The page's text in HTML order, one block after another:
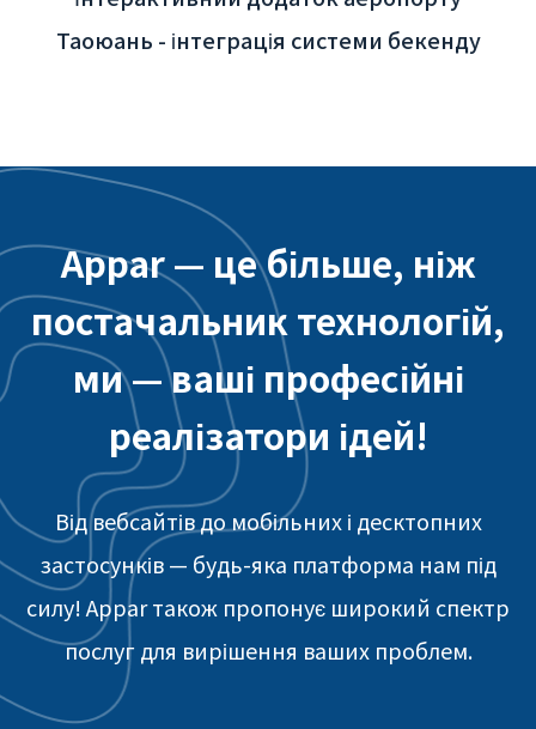
Таоюань - інтеграція системи бекенду
Appar — це більше, ніж
постачальник технологій,
ми — ваші професійні
реалізатори ідей!
Від вебсайтів до мобільних і десктопних
застосунків — будь-яка платформа нам під
силу! Appar також пропонує широкий спектр
послуг для вирішення ваших проблем.